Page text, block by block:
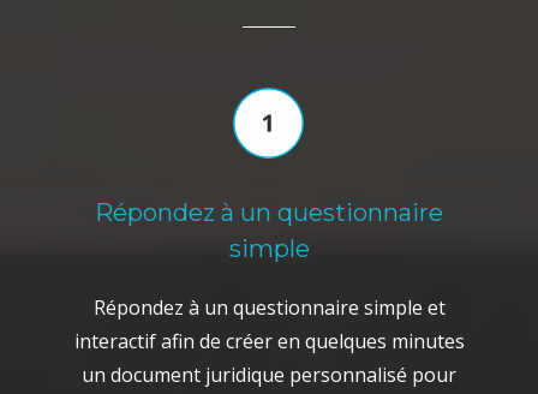
Répondez à un questionnaire
simple
Répondez à un questionnaire simple et
interactif afin de créer en quelques minutes
un document juridique personnalisé pour